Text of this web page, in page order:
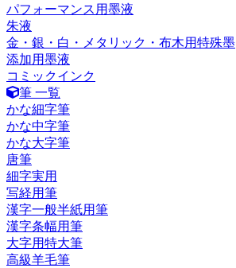
パフォーマンス用墨液
朱液
金・銀・白・メタリック・布木用特殊墨
添加用墨液
コミックインク
筆 一覧
かな細字筆
かな中字筆
かな大字筆
唐筆
細字実用
写経用筆
漢字一般半紙用筆
漢字条幅用筆
大字用特大筆
高級羊毛筆